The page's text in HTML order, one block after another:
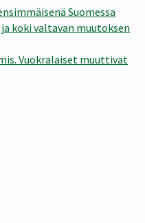
Suomessa
koki valtavan muutoksen
Vuokralaiset muuttivat